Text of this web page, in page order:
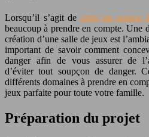
Lorsqu’il s’agit de créer un espace
beaucoup à prendre en compte. Une
création d’une salle de jeux est
important de savoir comment
danger afin de vous assurer de
d’éviter tout soupçon de danger.
différents domaines à prendre en
jeux parfaite pour toute votre famille.
Préparation du projet